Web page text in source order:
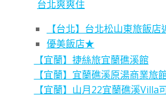
台北爽爽住
【台北】台北松山東旅飯
優美飯店★
【宜蘭】捷絲旅宜蘭礁溪館
【宜蘭】宜蘭礁溪原湯商業旅
【宜蘭】山月22宜蘭礁溪